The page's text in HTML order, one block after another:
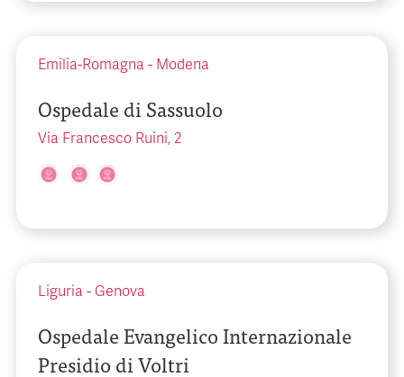
Emilia-Romagna - Modena
Ospedale di Sassuolo
Via Francesco Ruini, 2
Liguria - Genova
Ospedale Evangelico Internazionale
Presidio di Voltri